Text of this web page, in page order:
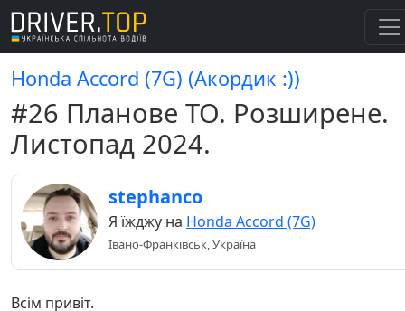
Honda Accord (7G) (Акордик :))
#26 Планове ТО. Розширене.
Листопад 2024.
stephanco
Я їжджу на Honda Accord (7G)
Івано-Франківськ, Україна
Всім привіт.